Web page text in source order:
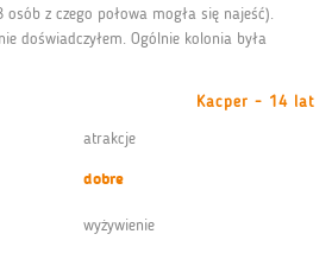
z czego połowa mogła się najeść).
doświadczyłem. Ogólnie kolonia była
Kacper - 14 lat
atrakcje
dobre
wyżywienie